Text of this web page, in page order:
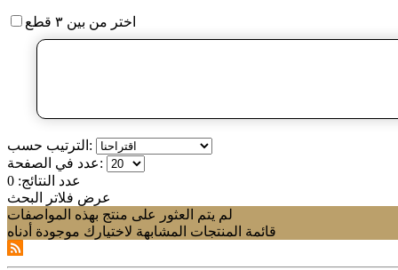
اختر من بين ٣ قطع
الترتيب حسب:
عدد في الصفحة:
عدد النتائج: 0
عرض فلاتر البحث
لم يتم العثور على منتج بهذه المواصفات
قائمة المنتجات المشابهة لاختيارك موجودة أدناه